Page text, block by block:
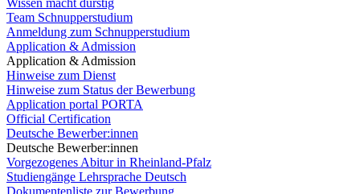
Wissen macht durstig
Team Schnupperstudium
Anmeldung zum Schnupperstudium
Application & Admission
Application & Admission
Hinweise zum Dienst
Hinweise zum Status der Bewerbung
Application portal PORTA
Official Certification
Deutsche Bewerber:innen
Deutsche Bewerber:innen
Vorgezogenes Abitur in Rheinland-Pfalz
Studiengänge Lehrsprache Deutsch
Dokumentenliste zur Bewerbung